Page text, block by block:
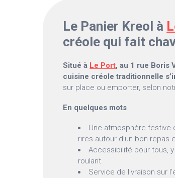
Le Panier Kreol à
créole qui fait
Situé à Le Port, au 1 rue Boris
cuisine créole traditionnelle
sur place ou emporter, selon
En quelques mots
Une atmosphère festive
rires autour d’un bon repas
Accessibilité pour tous,
roulant.
Service de livraison sur